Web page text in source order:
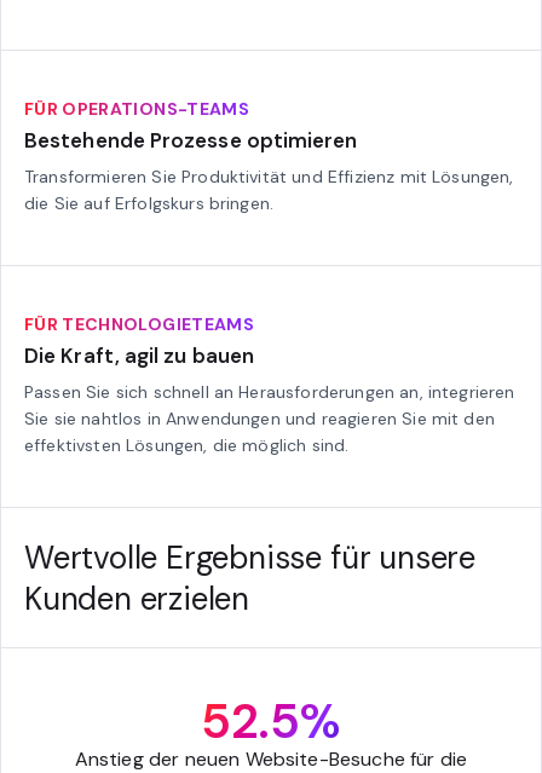
FÜR OPERATIONS-TEAMS
Bestehende Prozesse optimieren
Transformieren Sie Produktivität und Effizienz mit Lösungen,
die Sie auf Erfolgskurs bringen.
FÜR TECHNOLOGIETEAMS
Die Kraft, agil zu bauen
Passen Sie sich schnell an Herausforderungen an, integrieren
Sie sie nahtlos in Anwendungen und reagieren Sie mit den
effektivsten Lösungen, die möglich sind.
Wertvolle Ergebnisse für unsere
Kunden erzielen
52.5%
Anstieg der neuen Website-Besuche für die